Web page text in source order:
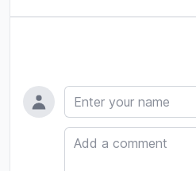
Name
Comment